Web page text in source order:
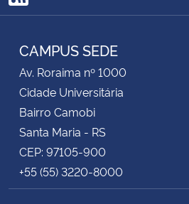
RSS
CAMPUS SEDE
Av. Roraima nº 1000
Cidade Universitária
Bairro Camobi
Santa Maria - RS
CEP: 97105-900
+55 (55) 3220-8000